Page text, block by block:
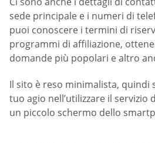
sede principale e i numeri di
puoi conoscere i termini di
programmi di affiliazione,
domande più popolari e altro
Il sito è reso minimalista, quindi
tuo agio nell’utilizzare il
un piccolo schermo dello